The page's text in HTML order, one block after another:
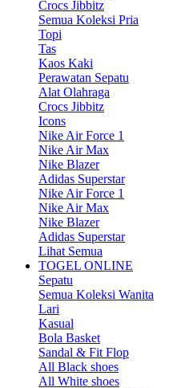
Crocs Jibbitz
Semua Koleksi Pria
Topi
Tas
Kaos Kaki
Perawatan Sepatu
Alat Olahraga
Crocs Jibbitz
Icons
Nike Air Force 1
Nike Air Max
Nike Blazer
Adidas Superstar
Nike Air Force 1
Nike Air Max
Nike Blazer
Adidas Superstar
Lihat Semua
TOGEL ONLINE
Sepatu
Semua Koleksi Wanita
Lari
Kasual
Bola Basket
Sandal & Fit Flop
All Black shoes
All White shoes